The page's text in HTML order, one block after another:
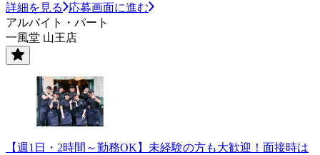
詳細を見る
応募画面に進む
アルバイト・パート
一風堂 山王店
【週1日・2時間～勤務OK】未経験の方も大歓迎！面接時は